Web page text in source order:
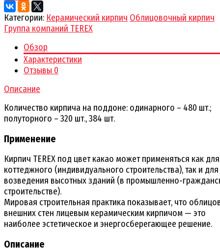
Категории: Керамический кирпич Облицовочный кирпич
Группа компаний TEREX
Обзор
Характеристики
Отзывы 0
Описание
Количество кирпича на поддоне: одинарного – 480 шт.;
полуторного – 320 шт., 384 шт.
Применение
Кирпич TEREX под цвет какао может применяться как для
коттеджного (индивидуального строительства), так и для
возведения высотных зданий (в промышленно-
строительстве).
Мировая строительная практика показывает, что
внешних стен лицевым керамическим кирпичом — это
наиболее эстетическое и энергосберегающее решение.
Описание